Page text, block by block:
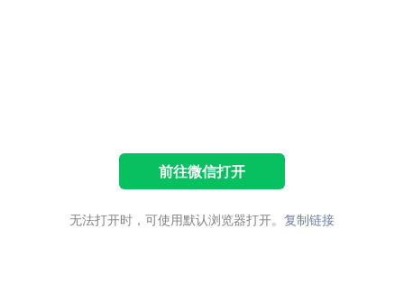
前往微信打开
无法打开时，可使用默认浏览器打开。 复制链接